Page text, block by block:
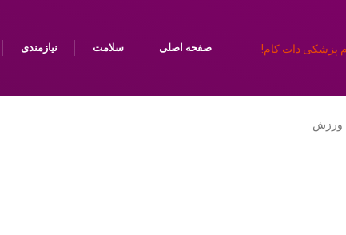
صفحه اصلی سلامت نیازمندی
ورزش